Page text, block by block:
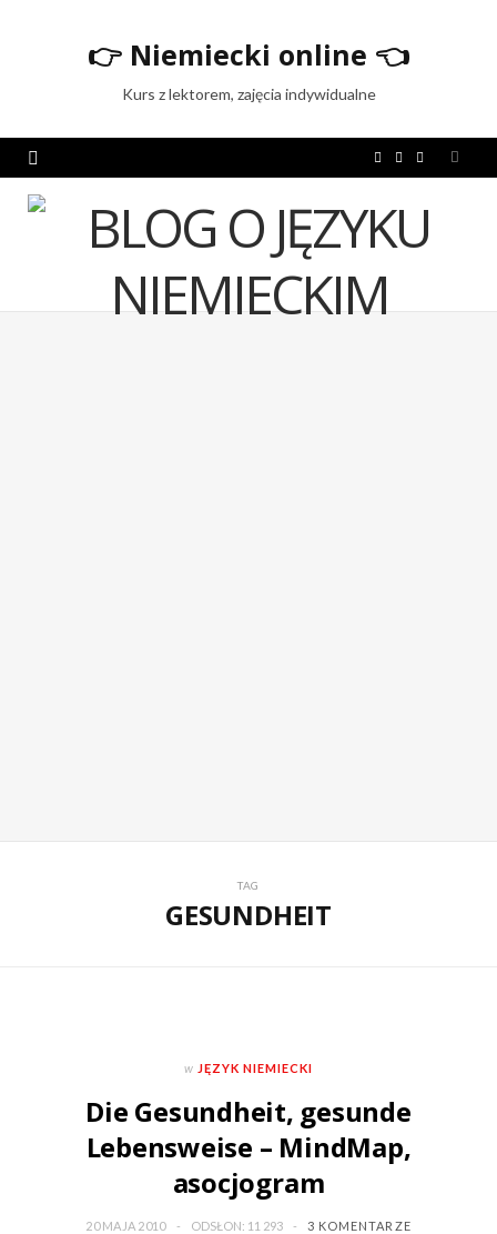
👉 Niemiecki online 👈
Kurs z lektorem, zajęcia indywidualne
c
e
b
i s
TAG
GESUNDHEIT
w JĘZYK NIEMIECKI
Die Gesundheit, gesunde
Lebensweise – MindMap,
asocjogram
20 MAJA 2010 ODSŁON: 11 293 3 KOMENTARZE